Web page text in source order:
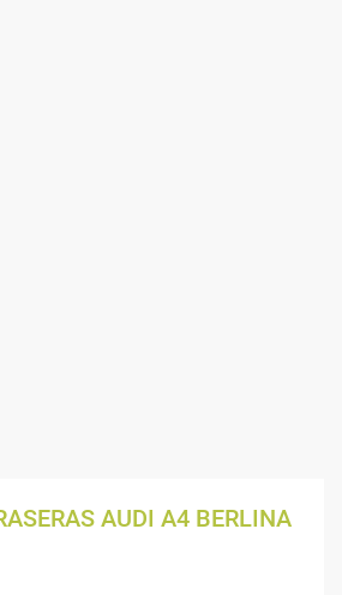
AUDI A4 BERLINA